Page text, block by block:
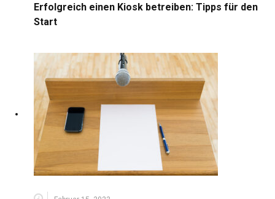
Erfolgreich einen Kiosk betreiben: Tipps für den
Start